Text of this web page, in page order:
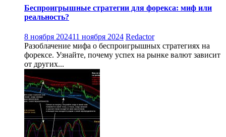
Беспроигрышные стратегии для форекса: миф или
реальность?
8 ноября 202411 ноября 2024 Redactor
Разоблачение мифа о беспроигрышных стратегиях на
форексе. Узнайте, почему успех на рынке валют зависит
от других...